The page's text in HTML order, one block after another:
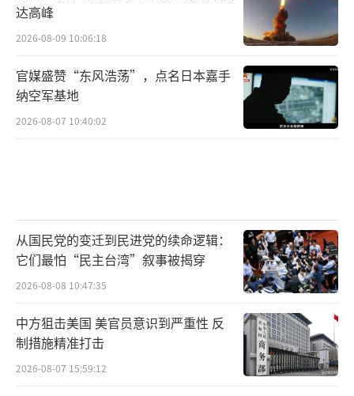
达高峰
2026-08-09 10:06:18
官媒盛赞“东风浩荡”，点名日本嘉手
纳空军基地
2026-08-07 10:40:02
从国民党的变迁到民进党的续命逻辑：
它们最怕“民主台湾”叙事被揭穿
2026-08-08 10:47:35
中方狙击美国 美官员意识到严重性 反
制措施精准打击
2026-08-07 15:59:12